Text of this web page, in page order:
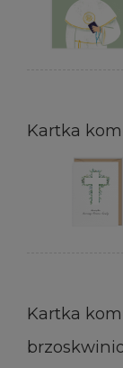
Kartka
Kartka